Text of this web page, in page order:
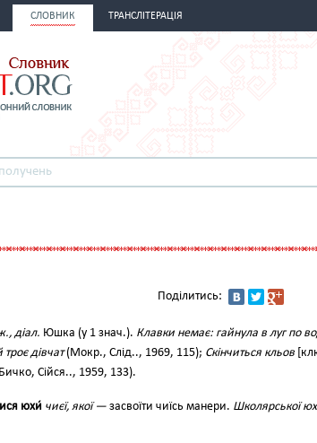
СЛОВНИК ТРАНСЛІТЕРАЦІЯ
Поділитись:
діал. Юшка (у 1 знач.). Клавки немає: гайнула в луг по
дівчат(Мокр., Слід.., 1969, 115); Скінчиться кльов
Сійся.., 1959, 133).
юхи́ чиєї, якої — засвоїти чиїсь манери. Школярської